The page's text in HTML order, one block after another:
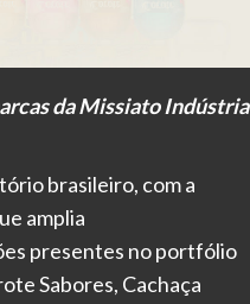
da Missiato Indústria
brasileiro, com a
amplia
presentes no portfólio
Sabores, Cachaça